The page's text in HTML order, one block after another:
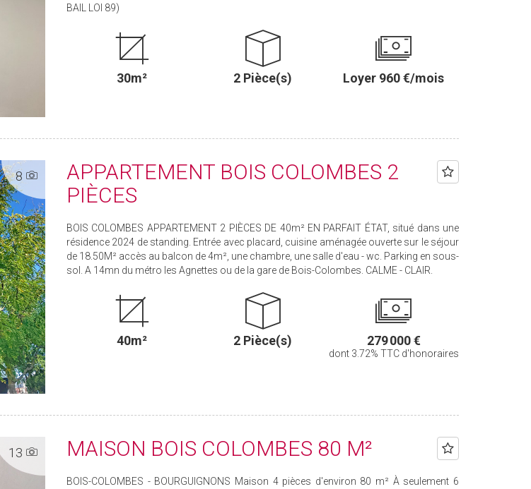
BAIL LOI 89)
30m² 2 Pièce(s) Loyer 960 €/mois
8
APPARTEMENT BOIS COLOMBES 2
PIÈCES
BOIS COLOMBES APPARTEMENT 2 PIÈCES DE 40m² EN PARFAIT ÉTAT, situé dans une
résidence 2024 de standing. Entrée avec placard, cuisine aménagée ouverte sur le séjour
de 18.50M² accès au balcon de 4m², une chambre, une salle d'eau - wc. Parking en sous-
sol. A 14mn du métro les Agnettes ou de la gare de Bois-Colombes. CALME - CLAIR.
40m² 2 Pièce(s) 279 000 €
dont 3.72% TTC d'honoraires
13 MAISON BOIS COLOMBES 80 M²
BOIS-COLOMBES - BOURGUIGNONS Maison 4 pièces d'environ 80 m² À seulement 6